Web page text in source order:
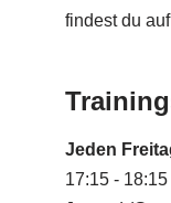
findest du
Jeden
17:15 -